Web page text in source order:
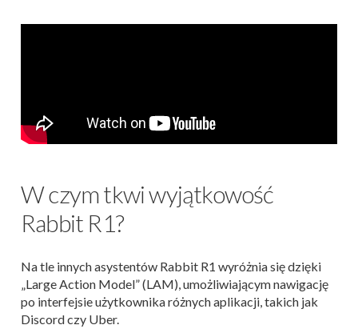
W czym tkwi wyjątkowość
Rabbit R1?
Na tle innych asystentów Rabbit R1 wyróżnia się dzięki
„Large Action Model” (LAM), umożliwiającym nawigację
po interfejsie użytkownika różnych aplikacji, takich jak
Discord czy Uber.